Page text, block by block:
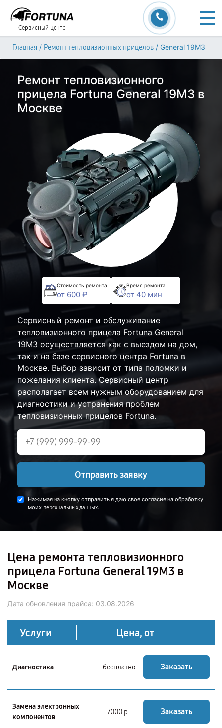
Сервисный центр
Главная / Ремонт тепловизионных прицелов / General 19M3
Ремонт тепловизионного
прицела Fortuna General 19M3 в
Москве
Стоимость ремонта
от 600 ₽
Время ремонта
от 40 мин
Сервисный ремонт и обслуживание
тепловизионного прицела Fortuna General
19M3 осуществляется как с выездом на дом,
так и на базе сервисного центра Fortuna в
Москве. Выбор зависит от типа поломки и
пожелания клиента. Сервисный центр
располагает всем нужным оборудованием для
диагностики и устранения проблем
тепловизионных прицелов Fortuna.
Отправить заявку
Нажимая на кнопку отправить я даю свое согласие на обработку
моих персональных данных.
Цена ремонта тепловизионного
прицела Fortuna General 19M3 в
Москве
Дата обновления прайса: 03.08.2026
Услуги Цена, от
Диагностика бесплатно Заказать
Замена электронных
компонентов
7000 р Заказать